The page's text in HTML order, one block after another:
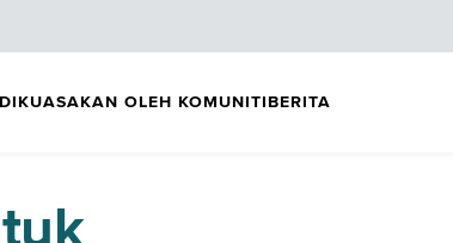
DIKUASAKAN OLEH KOMUNITIBERITA